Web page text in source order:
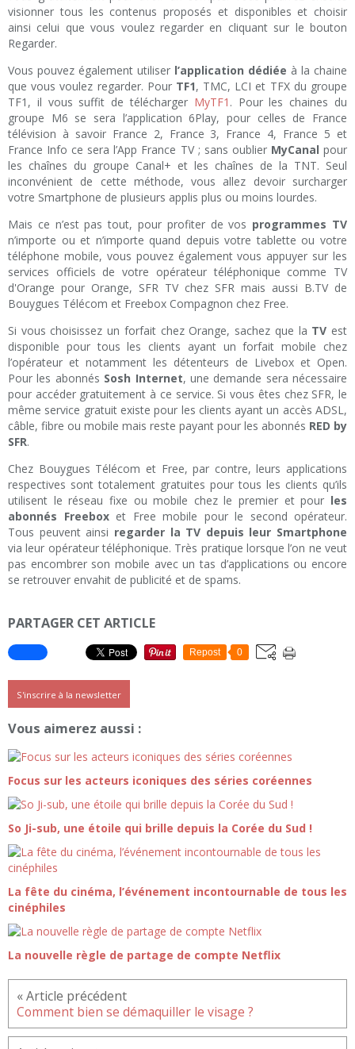
visionner tous les contenus proposés et disponibles et choisir
ainsi celui que vous voulez regarder en cliquant sur le bouton
Regarder.
Vous pouvez également utiliser l’application dédiée à la chaine
que vous voulez regarder. Pour TF1, TMC, LCI et TFX du groupe
TF1, il vous suffit de télécharger MyTF1 . Pour les chaines du
groupe M6 se sera l’application 6Play, pour celles de France
télévision à savoir France 2, France 3, France 4, France 5 et
France Info ce sera l’App France TV ; sans oublier MyCanal pour
les chaînes du groupe Canal+ et les chaînes de la TNT. Seul
inconvénient de cette méthode, vous allez devoir surcharger
votre Smartphone de plusieurs applis plus ou moins lourdes.
Mais ce n’est pas tout, pour profiter de vos programmes TV
n’importe ou et n’importe quand depuis votre tablette ou votre
téléphone mobile, vous pouvez également vous appuyer sur les
services officiels de votre opérateur téléphonique comme TV
d'Orange pour Orange, SFR TV chez SFR mais aussi B.TV de
Bouygues Télécom et Freebox Compagnon chez Free.
Si vous choisissez un forfait chez Orange, sachez que la TV est
disponible pour tous les clients ayant un forfait mobile chez
l’opérateur et notamment les détenteurs de Livebox et Open.
Pour les abonnés Sosh Internet, une demande sera nécessaire
pour accéder gratuitement à ce service. Si vous êtes chez SFR, le
même service gratuit existe pour les clients ayant un accès ADSL,
câble, fibre ou mobile mais reste payant pour les abonnés RED by
SFR.
Chez Bouygues Télécom et Free, par contre, leurs applications
respectives sont totalement gratuites pour tous les clients qu’ils
utilisent le réseau fixe ou mobile chez le premier et pour les
abonnés Freeboxet Free mobile pour le second opérateur.
Tous peuvent ainsi regarder la TV depuis leur Smartphone
via leur opérateur téléphonique. Très pratique lorsque l’on ne veut
pas encombrer son mobile avec un tas d’applications ou encore
se retrouver envahit de publicité et de spams.
PARTAGER CET ARTICLE
Repost 0
S'inscrire à la newsletter
Vous aimerez aussi :
Focus sur les acteurs iconiques des séries coréennes
So Ji-sub, une étoile qui brille depuis la Corée du Sud !
La fête du cinéma, l’événement incontournable de tous les
cinéphiles
La nouvelle règle de partage de compte Netflix
Comment bien se démaquiller le visage ?